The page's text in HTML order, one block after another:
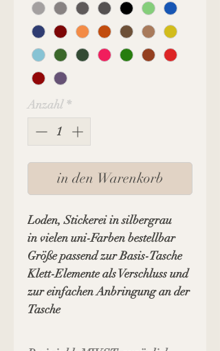
Anzahl *
in den Warenkorb
Loden, Stickerei in silbergrau
in vielen uni-Farben bestellbar
Größe passend zur Basis-Tasche
Klett-Elemente als Verschluss und
zur einfachen Anbringung an der
Tasche